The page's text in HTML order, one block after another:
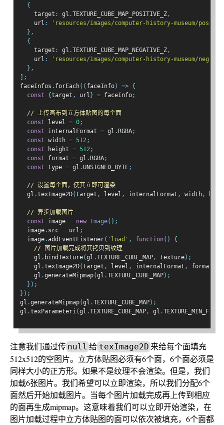
{
    target
: gl .TEXTURE_CUBE_MAP_POSITIVE_Z,
    url
:
'resources/images/computer-history-museum/pos-
},
{
    target
: gl .TEXTURE_CUBE_MAP_NEGATIVE_Z,
    url
:
'resources/images/computer-history-museum/neg-
},
];
faceInfos . forEach(( faceInfo) => {
const
{target , url } = faceInfo;
// 上传画布到立方体贴图的每个面
const level = 0;
const internalFormat = gl . RGBA;
const width = 512;
const height = 512;
const format = gl . RGBA;
const type = gl .UNSIGNED_BYTE;
// 设置每个面，使其立即可渲染
  gl
.texImage2D(target , level , internalFormat , width,
// 异步加载图片
const image = new Image();
  image
. src = url ;
  image
.addEventListener( 'load' , function()
{
// 图片加载完成将其拷贝到纹理
    gl
. bindTexture(gl .TEXTURE_CUBE_MAP, texture);
    gl
.texImage2D(target , level , internalFormat , format
    gl
.generateMipmap(gl .TEXTURE_CUBE_MAP);
});
});
gl .generateMipmap(gl .TEXTURE_CUBE_MAP);
gl .texParameteri(gl .TEXTURE_CUBE_MAP, gl .
注意我们通过传 null 给 texImage2D来给每个面填充
512x512的空图片。立方体贴图必须有6个面，6个面必须是
同样大小的正方形。如果不是纹理不会渲染。但是，我们
加载6张图片。我们希望可以立即渲染，所以我们分配6个
面然后开始加载图片。当每个图片加载完成再上传到相应
的面再生成mipmap。这意味着我们可以立即开始渲染，在
图片加载过程中立方体贴图的面可以依次被填充，6个面都